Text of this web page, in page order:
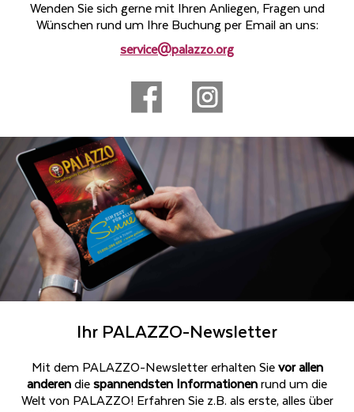
Wenden Sie sich gerne mit Ihren Anliegen, Fragen und
Wünschen rund um Ihre Buchung per Email an uns:
service@palazzo.org
Ihr PALAZZO-Newsletter
Mit dem PALAZZO-Newsletter erhalten Sievor allen
anderendiespannendsten Informationenrund um die
Welt von PALAZZO! Erfahren Sie z.B. als erste, alles über